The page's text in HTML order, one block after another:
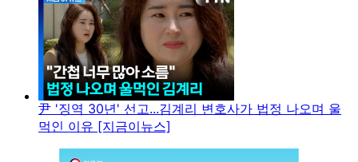
尹 '징역 30년' 선고...김계리 변호사가 법정 나오며 울
먹인 이유 [지금이뉴스]